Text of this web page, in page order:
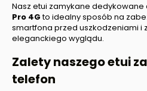
Nasz etui zamykane dedykowane
Pro 4Gto idealny sposób na
smartfona przed uszkodzeniami i
eleganckiego wyglądu.
Zalety naszego etui
telefon